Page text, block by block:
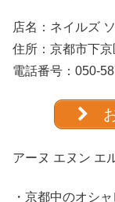
店名： ネイルズ
住所：京都市下
電話番号： 050-
アーヌ エヌン エ
・京都中のオシ